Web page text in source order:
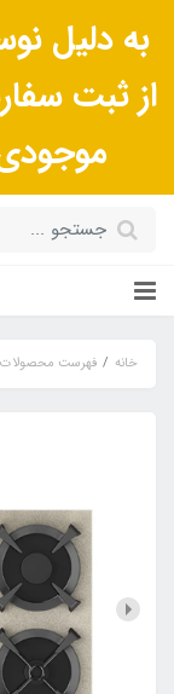
به دلیل
از ثبت
خانه فهرست محصولات